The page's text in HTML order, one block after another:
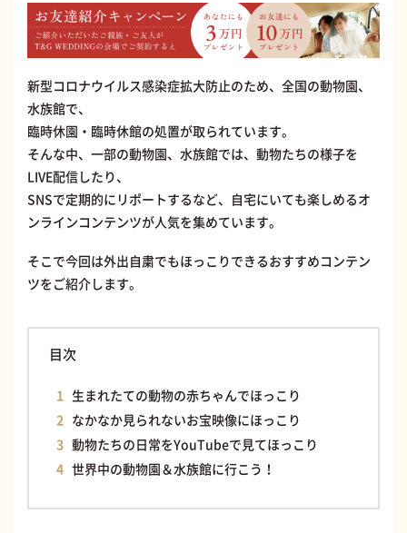
新型コロナウイルス感染症拡大防止のため、全国の動物園、
水族館で、
臨時休園・臨時休館の処置が取られています。
そんな中、一部の動物園、水族館では、動物たちの様子を
LIVE配信したり、
SNSで定期的にリポートするなど、自宅にいても楽しめるオ
ンラインコンテンツが人気を集めています。
そこで今回は外出自粛でもほっこりできるおすすめコンテン
ツをご紹介します。
目次
生まれたての動物の赤ちゃんでほっこり
なかなか見られないお宝映像にほっこり
動物たちの日常をYouTubeで見てほっこり
世界中の動物園＆水族館に行こう！